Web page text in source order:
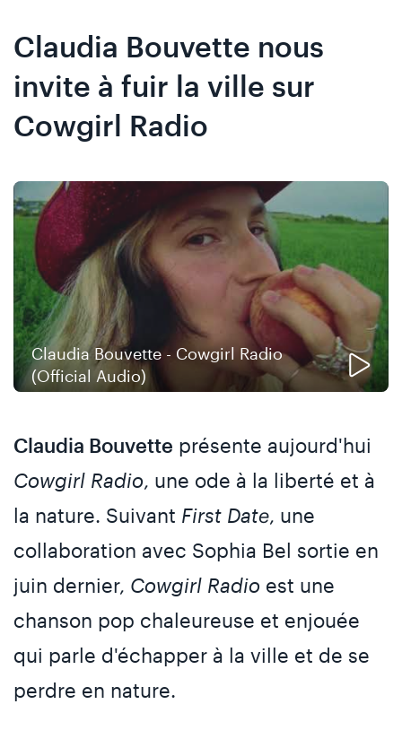
content
navigation
Claudia Bouvette nous
invite à fuir la ville sur
Cowgirl Radio
Claudia Bouvette - Cowgirl Radio
(Official Audio)
Claudia Bouvette présente aujourd'hui
Cowgirl Radio, une ode à la liberté et à
la nature. Suivant First Date, une
collaboration avec Sophia Bel sortie en
juin dernier, Cowgirl Radio est une
chanson pop chaleureuse et enjouée
qui parle d'échapper à la ville et de se
perdre en nature.